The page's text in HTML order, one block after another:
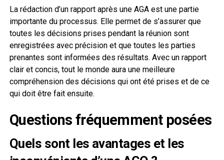
La rédaction d’un rapport après une AGA est une partie
importante du processus. Elle permet de s’assurer que
toutes les décisions prises pendant la réunion sont
enregistrées avec précision et que toutes les parties
prenantes sont informées des résultats. Avec un rapport
clair et concis, tout le monde aura une meilleure
compréhension des décisions qui ont été prises et de ce
qui doit être fait ensuite.
Questions fréquemment posées
Quels sont les avantages et les